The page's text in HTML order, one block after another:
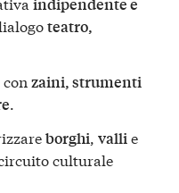
teatro,
zaini, strumenti
.
borghi, vallie
culturale